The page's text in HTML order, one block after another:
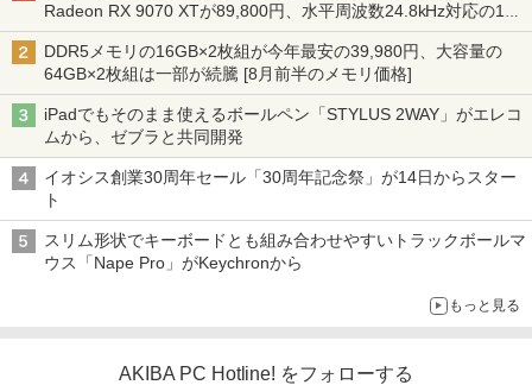
Radeon RX 9070 XTが89,800円、水平周波数24.8kHz対応の17
型モニターが9,801円、暑さ指数連動セール ほか
DDR5メモリの16GB×2枚組が今年最安の39,980円、大容量の
64GB×2枚組は一部が続騰 [8月前半のメモリ価格]
iPadでもそのまま使えるボールペン「STYLUS 2WAY」がエレコ
ムから、ゼブラと共同開発
イオシス創業30周年セール「30周年記念祭」が14日からスター
ト
スリム形状でキーボードとも組み合わせやすいトラックボールマ
ウス「Nape Pro」がKeychronから
もっと見る
AKIBA PC Hotline! をフォローする